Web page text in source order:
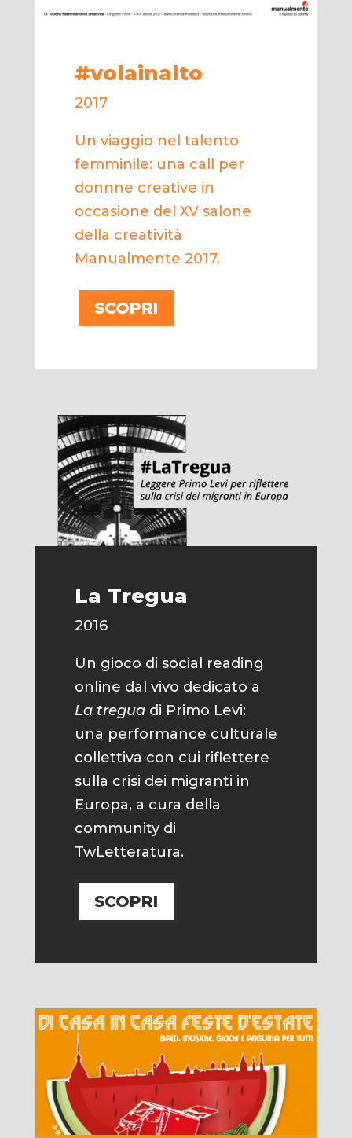
#volainalto
2017
Un viaggio nel talento
femminile: una call per
donnne creative in
occasione del XV salone
della creatività
Manualmente 2017.
SCOPRI
La Tregua
2016
Un gioco di social reading
online dal vivo dedicato a
La treguadi Primo Levi:
una performance culturale
collettiva con cui riflettere
sulla crisi dei migranti in
Europa, a cura della
community di
TwLetteratura.
SCOPRI